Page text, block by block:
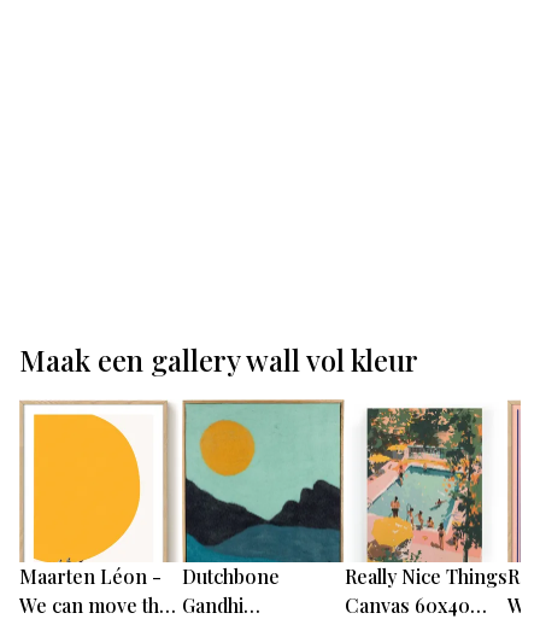
Maak een gallery wall vol kleur
Maarten Léon -
We can move the
Dutchbone
Gandhi
Really Nice Things
Canvas 60x40